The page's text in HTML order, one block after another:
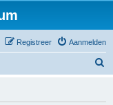
Aanmelden
Registreer